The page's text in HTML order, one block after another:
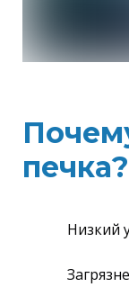
печка?
Низкий